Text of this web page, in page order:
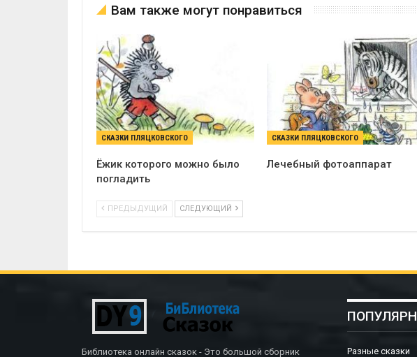
Вам также могут понравиться
СКАЗКИ ПЛЯЦКОВСКОГО
Ёжик которого можно было
погладить
СКАЗКИ ПЛЯЦКОВСКОГО
Лечебный фотоаппарат
ПРЕДЫДУЩИЙ СЛЕДУЮЩИЙ
Библиотека онлайн сказок - Это большой сборник Разные сказки